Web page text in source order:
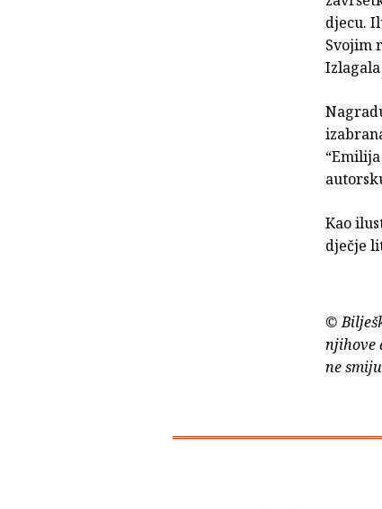
djecu.
Svojim
Kao
dječje
©
njihove
ne